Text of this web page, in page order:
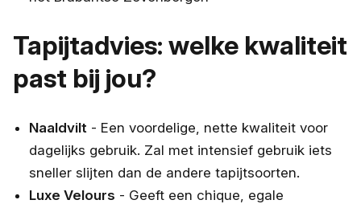
Tapijtadvies: welke kwaliteit
past bij jou?
Naaldvilt - Een voordelige, nette kwaliteit voor
dagelijks gebruik. Zal met intensief gebruik iets
sneller slijten dan de andere tapijtsoorten.
Luxe Velours - Geeft een chique, egale